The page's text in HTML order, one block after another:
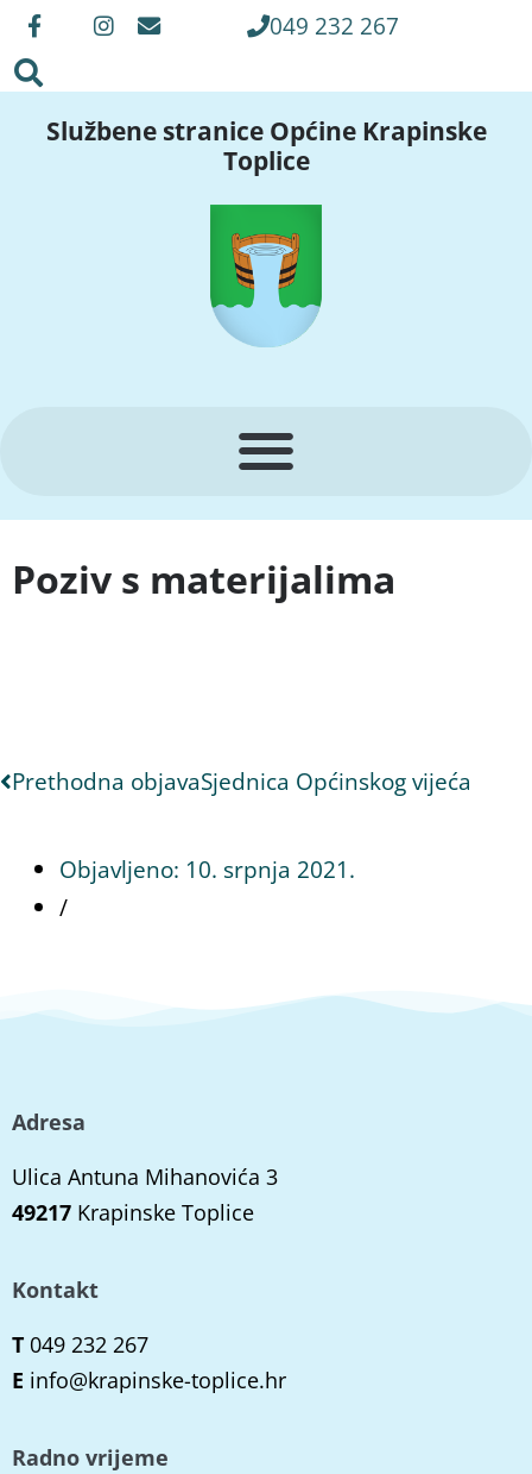
049 232 267
Službene stranice Općine Krapinske
Toplice
Poziv s materijalima
Prethodna objavaSjednica Općinskog vijeća
Objavljeno: 10. srpnja 2021.
/
Adresa
Ulica Antuna Mihanovića 3
49217 Krapinske Toplice
Kontakt
T 049 232 267
E info@krapinske-toplice.hr
Radno vrijeme